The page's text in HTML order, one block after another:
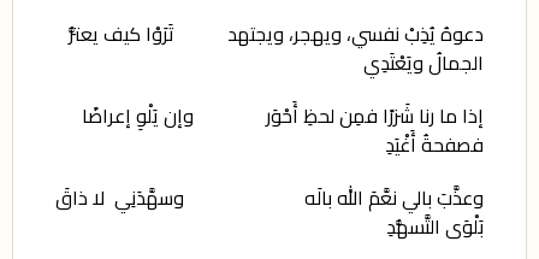
دعوهُ يُذِبْ نفسي، ويهجر، ويجتهد تَرَوْا كيف يعتزُّ
الجمالُ ويَعْتَدِي
إذا ما رنا شَزرًا فمِن لحظِ أَحْوَر وإن يَلْوِ إعراضًا
فصفحةُ أَغْيَدِ
وعذَّبَ بالي نعَّمَ الله بالَه وسهَّدَنِي لا ذاقَ
بَلْوَى التَّسهُّدِ